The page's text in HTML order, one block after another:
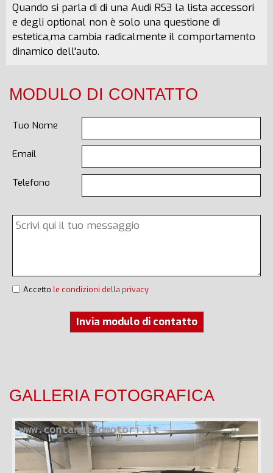
Quando si parla di di una Audi RS3 la lista accessori
e degli optional non è solo una questione di
estetica,ma cambia radicalmente il comportamento
dinamico dell'auto.
MODULO DI CONTATTO
Tuo Nome
Email
Telefono
Accetto le condizioni della privacy
Invia modulo di contatto
GALLERIA FOTOGRAFICA